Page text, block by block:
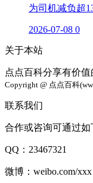
为司机减负超
2026-07-08 0
关于本站
点点百科分享有价
Copyright @ 点点百科
联系我们
合作或咨询可通过如
QQ：23467321
微博：weibo.com/xxx